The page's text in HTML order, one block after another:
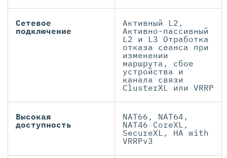
Сетевое
подключение
Активный L2,
Активно-пассивный
L2 и L3 Отработка
отказа сеанса при
изменении
маршрута, сбое
устройства и
канала связи
ClusterXL или VRRP
Высокая
доступность
NAT66, NAT64,
NAT46 CoreXL,
SecureXL, HA with
VRRPv3